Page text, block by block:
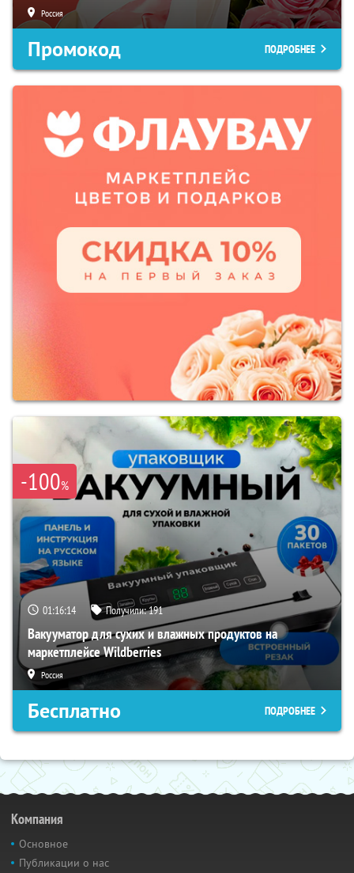
Россия
Промокод ПОДРОБНЕЕ
-100%
01:16:13 Получили:191
Вакууматор для сухих и влажных продуктов на
маркетплейсе Wildberries
Россия
Бесплатно ПОДРОБНЕЕ
Компания
Основное
Публикации о нас